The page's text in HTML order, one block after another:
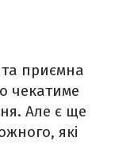
приємна
чекатиме
Але є ще
які